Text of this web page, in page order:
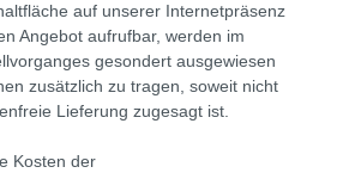
auf unserer Internetpräsenz
Angebot aufrufbar, werden im
gesondert ausgewiesen
zusätzlich zu tragen, soweit nicht
Lieferung zugesagt ist.
Kosten der